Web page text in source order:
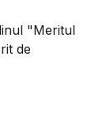
"Meritul
de